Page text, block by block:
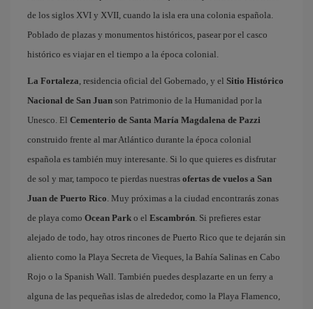
de los siglos XVI y XVII, cuando la isla era una colonia española.
Poblado de plazas y monumentos históricos, pasear por el casco
histórico es viajar en el tiempo a la época colonial.
La Fortaleza, residencia oficial del Gobernado, y el Sitio Histórico
Nacional de San Juan son Patrimonio de la Humanidad por la
Unesco. El Cementerio de Santa María Magdalena de Pazzi
construido frente al mar Atlántico durante la época colonial
española es también muy interesante. Si lo que quieres es disfrutar
de sol y mar, tampoco te pierdas nuestras ofertas de vuelos a San
Juan de Puerto Rico. Muy próximas a la ciudad encontrarás zonas
de playa como Ocean Park o el Escambrón. Si prefieres estar
alejado de todo, hay otros rincones de Puerto Rico que te dejarán sin
aliento como la Playa Secreta de Vieques, la Bahía Salinas en Cabo
Rojo o la Spanish Wall. También puedes desplazarte en un ferry a
alguna de las pequeñas islas de alrededor, como la Playa Flamenco,